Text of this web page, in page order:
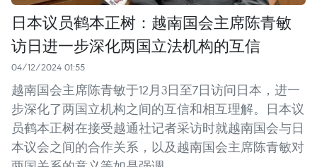
日本议员鹤本正树：越南国会主席陈青敏
访日进一步深化两国立法机构的互信
04/12/2024 01:55
越南国会主席陈青敏于12月3日至7日访问日本，进一
步深化了两国立机构之间的互信和相互理解。日本议
员鹤本正树在接受越通社记者采访时就越南国会与日
本议会之间的合作关系，以及越南国会主席陈青敏对